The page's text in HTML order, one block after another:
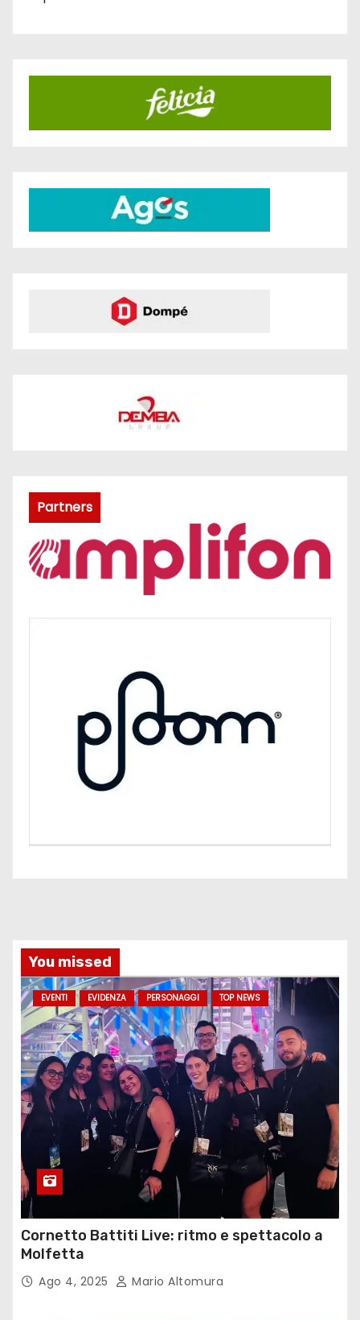
Partners
You missed
EVENTI EVIDENZA PERSONAGGI TOP NEWS
Cornetto Battiti Live: ritmo e spettacolo a
Molfetta
Ago 4, 2025 Mario Altomura